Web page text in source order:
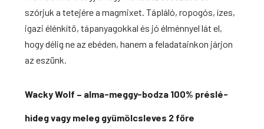
szórjuk a tetejére a magmixet. Tápláló, ropogós, ízes,
igazi élénkítő, tápanyagokkal és jó élménnyel lát el,
hogy délig ne az ebéden, hanem a feladatainkon járjon
az eszünk.
Wacky Wolf – alma-meggy-bodza 100% préslé-
hideg vagy meleg gyümölcsleves 2 főre